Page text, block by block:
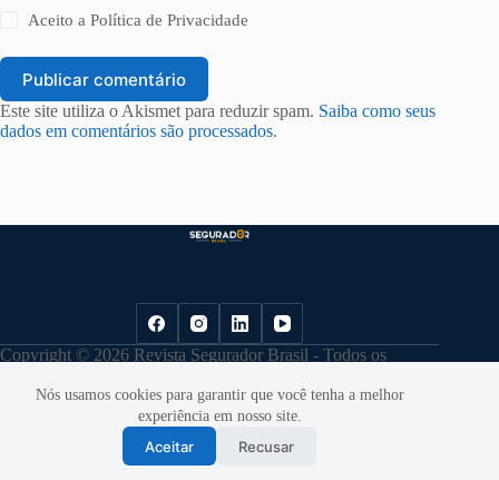
Nós usamos cookies para garantir que você tenha a melhor
experiência em nosso site.
Aceitar Recusar
Aceito aPolítica de Privacidade
Publicar comentário
Este site utiliza o Akismet para reduzir spam. Saiba como seus
dados em comentários são processados.
Copyright © 2026 Revista Segurador Brasil - Todos os
Desenvolvido por